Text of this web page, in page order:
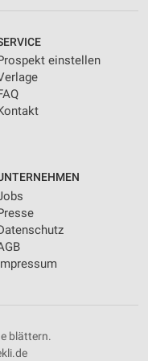
einstellen
blättern.